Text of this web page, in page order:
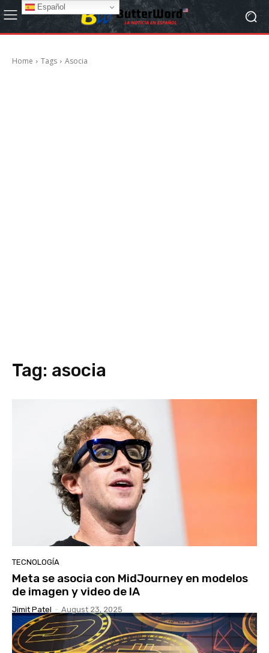
Home Tags Asocia
Tag: asocia
TECNOLOGÍA
Meta se asocia con MidJourney en modelos
de imagen y video de IA
Jimit Patel - August 23, 2025
Español